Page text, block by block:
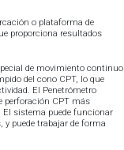
o plataforma de
proporciona resultados
de movimiento continuo
del cono CPT, lo que
El Penetrómetro
perforación CPT más
El sistema puede funcionar
y puede trabajar de forma